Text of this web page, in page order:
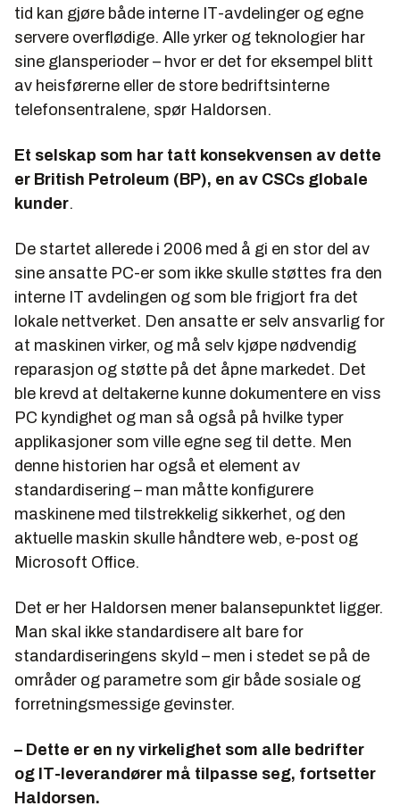
tid kan gjøre både interne IT-avdelinger og egne
servere overflødige. Alle yrker og teknologier har
sine glansperioder – hvor er det for eksempel blitt
av heisførerne eller de store bedriftsinterne
telefonsentralene, spør Haldorsen.
Et selskap som har tatt konsekvensen av dette
er British Petroleum (BP), en av CSCs globale
kunder.
De startet allerede i 2006 med å gi en stor del av
sine ansatte PC-er som ikke skulle støttes fra den
interne IT avdelingen og som ble frigjort fra det
lokale nettverket. Den ansatte er selv ansvarlig for
at maskinen virker, og må selv kjøpe nødvendig
reparasjon og støtte på det åpne markedet. Det
ble krevd at deltakerne kunne dokumentere en viss
PC kyndighet og man så også på hvilke typer
applikasjoner som ville egne seg til dette. Men
denne historien har også et element av
standardisering – man måtte konfigurere
maskinene med tilstrekkelig sikkerhet, og den
aktuelle maskin skulle håndtere web, e-post og
Microsoft Office.
Det er her Haldorsen mener balansepunktet ligger.
Man skal ikke standardisere alt bare for
standardiseringens skyld – men i stedet se på de
områder og parametre som gir både sosiale og
forretningsmessige gevinster.
– Dette er en ny virkelighet som alle bedrifter
og IT-leverandører må tilpasse seg, fortsetter
Haldorsen.